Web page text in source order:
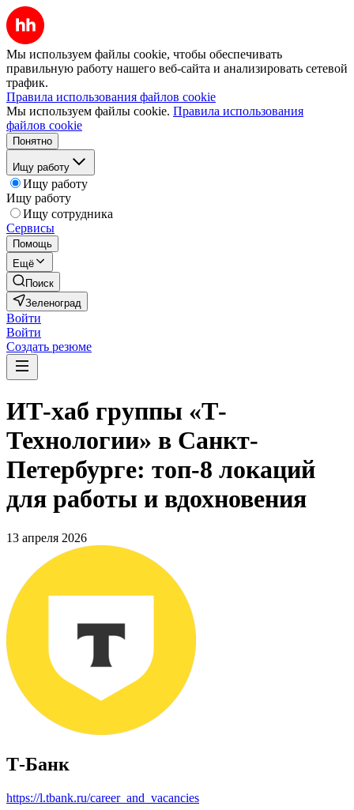
Мы используем файлы cookie, чтобы обеспечивать
правильную работу нашего веб-сайта и анализировать сетевой
трафик.
Правила использования файлов cookie
Мы используем файлы cookie. Правила использования
файлов cookie
Понятно
Ищу работу
Ищу работу
Ищу работу
Ищу сотрудника
Сервисы
Помощь
Ещё
Поиск
Зеленоград
Войти
Войти
Создать резюме
ИТ-хаб группы «Т-
Технологии» в Санкт-
Петербурге: топ-8 локаций
для работы и вдохновения
13 апреля 2026
Т-Банк
https://l.tbank.ru/career_and_vacancies